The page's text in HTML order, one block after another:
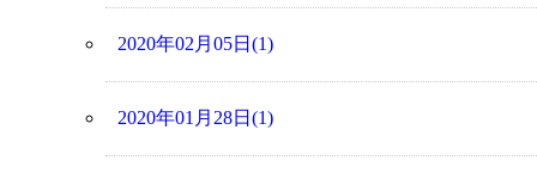
2020年02月05日(1)
2020年01月28日(1)